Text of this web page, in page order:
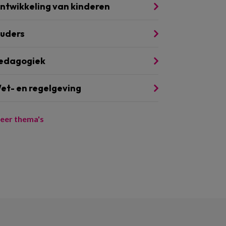
van kinderen
en regelgeving
thema's